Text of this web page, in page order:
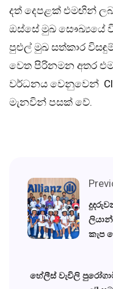
දත් දෙපළක් එමඟින්
ඔස්සේ මුඛ සෞඛ්‍යයේ
පුළුල් මුඛ සත්කාර
වෙත පිරිනමන අතර
වර්ධනය වෙනුවෙන්
මැනවින් පසක් වේ.
කැප
හේලීස් වැවිලි